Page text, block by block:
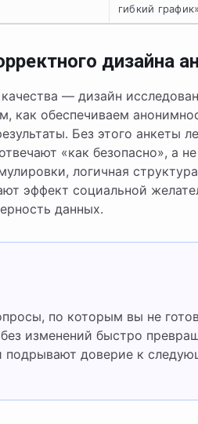
гибкий
дизайна
— дизайн
как обеспечиваем
Без этого анкеты
«как безопасно», а
логичная
эффект социальной
данных.
изменений быстро
подрывают доверие к